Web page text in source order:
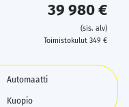
39 980 €
(sis. alv)
Toimistokulut 349 €
Automaatti
Kuopio